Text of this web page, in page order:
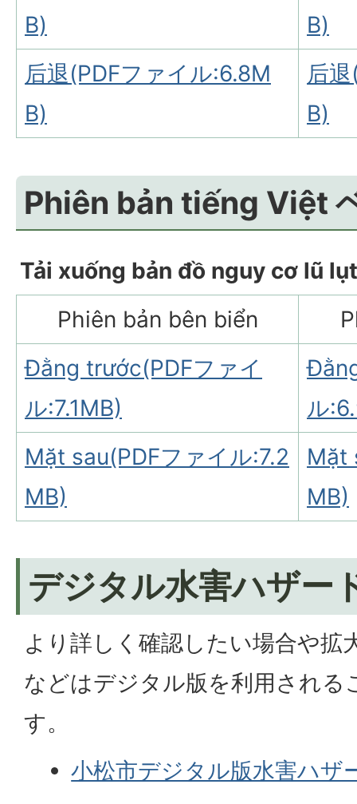
B)
B)
后退(PDFファイル:6.8M
B)
后
B)
Phiên bản tiếng Việt
Tải xuống bản đồ nguy cơ lũ lụt
Phiên bản bên biển
Đằng trước(PDFファイ
ル:7.1MB)
ル
Mặt sau(PDFファイル:7.2
MB)
Mặt
MB)
デジタル水害ハザー
より詳しく確認したい場合や拡
などはデジタル版を利用される
す。
小松市デジタル版水害ハザ